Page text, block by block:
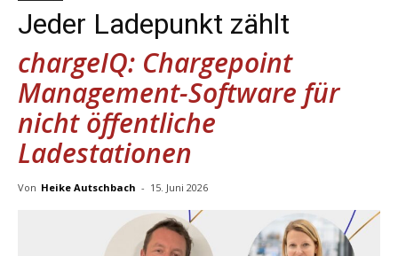
Jeder Ladepunkt zählt
chargeIQ: Chargepoint
Management-Software für
nicht öffentliche
Ladestationen
Von Heike Autschbach - 15. Juni 2026